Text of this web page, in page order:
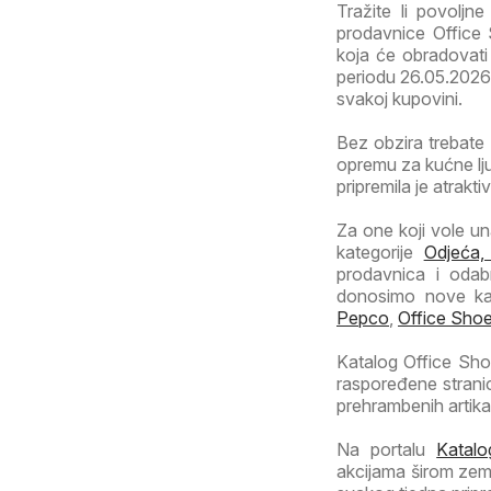
Tražite li
prodavnice Office
koja će
periodu
svakoj kupovini.
Bez obzira trebate
opremu za kućne
pripremila je
Za one koji vole
kategorije
prodavnica i
donosimo nove
Pepco Office
Katalog Office
raspoređene
prehrambenih
Na portalu
akcijama širom